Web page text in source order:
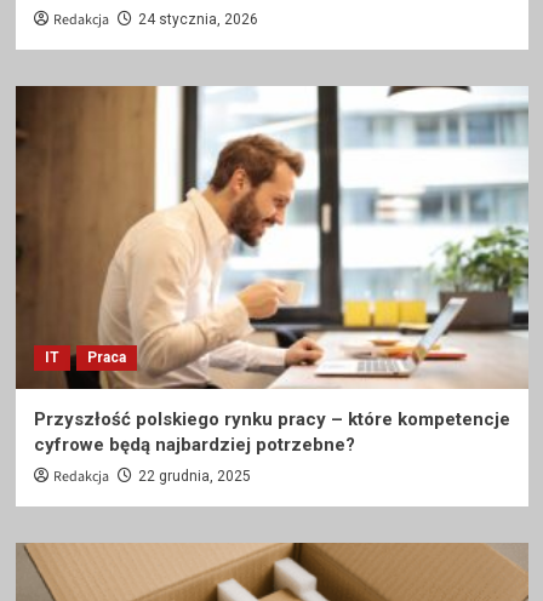
Redakcja 24 stycznia, 2026
IT Praca
Przyszłość polskiego rynku pracy – które kompetencje
cyfrowe będą najbardziej potrzebne?
Redakcja 22 grudnia, 2025